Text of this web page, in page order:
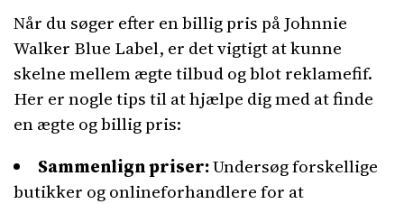
Når du søger efter en billig pris på Johnnie
Walker Blue Label, er det vigtigt at kunne
skelne mellem ægte tilbud og blot reklamefif.
Her er nogle tips til at hjælpe dig med at finde
en ægte og billig pris:
Sammenlign priser:Undersøg forskellige
butikker og onlineforhandlere for at